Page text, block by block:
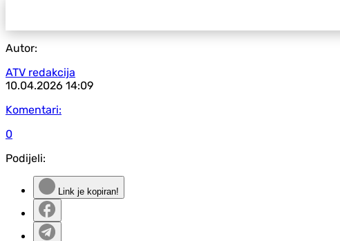
Autor:
ATV redakcija
10.04.2026 14:09
Komentari:
0
Podijeli:
Link je kopiran!